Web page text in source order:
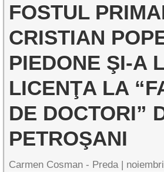
FOSTUL
CRISTIAN
PIEDONE ŞI-A
LICENŢA LA
DE DOCTORI”
PETROŞANI
Carmen Cosman - Preda |